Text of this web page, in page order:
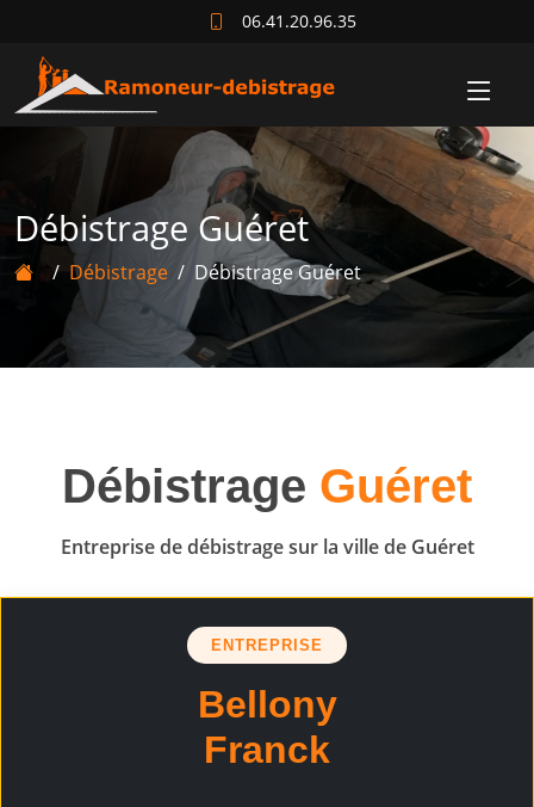
06.41.20.96.35
Débistrage Guéret
Débistrage Débistrage Guéret
Débistrage Guéret
Entreprise de débistrage sur la ville de Guéret
ENTREPRISE
Bellony
Franck